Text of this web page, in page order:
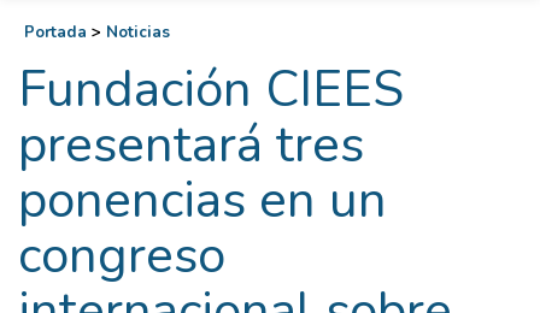
Portada > Noticias
Fundación CIEES
presentará tres
ponencias en un
congreso